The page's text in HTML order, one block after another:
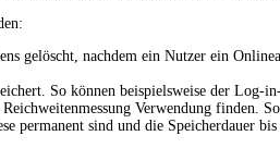
gelöscht, nachdem ein Nutzer ein
So können beispielsweise der
Verwendung
sind und die Speicherdauer bis